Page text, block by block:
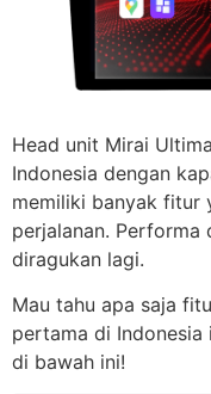
Head unit Mirai
Indonesia dengan
memiliki banyak fitur
perjalanan. Performa
diragukan lagi.
Mau tahu apa saja
pertama di Indonesia
di bawah ini!